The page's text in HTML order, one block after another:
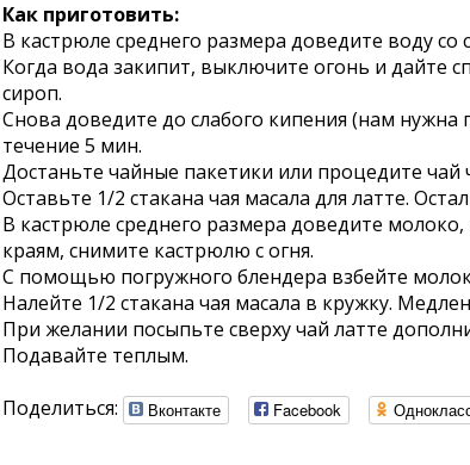
Как приготовить:
В кастрюле среднего размера доведите воду
Когда вода закипит, выключите огонь и дайте
сироп.
Снова доведите до слабого кипения (нам нужна
течение 5 мин.
Достаньте чайные пакетики или процедите чай
Оставьте 1/2 стакана чая масала для латте.
В кастрюле среднего размера доведите
краям, снимите кастрюлю с огня.
С помощью погружного блендера взбейте
Налейте 1/2 стакана чая масала в кружку.
При желании посыпьте сверху чай латте
Подавайте теплым.
Поделиться:
Вконтакте Facebook